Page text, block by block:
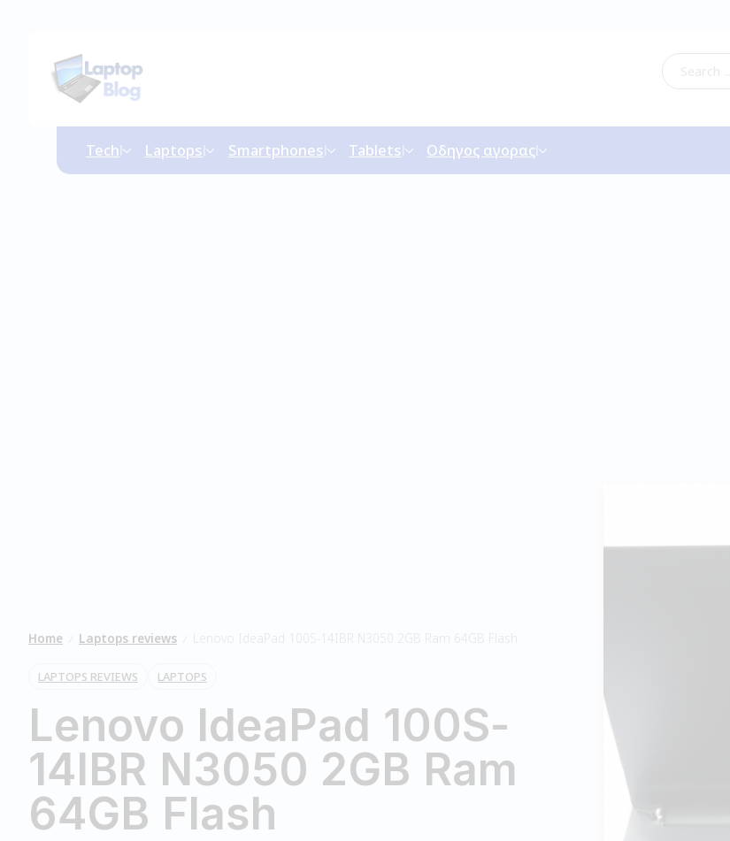
Tech Laptops Smartphones Tablets Οδηγος αγορας
Home Laptops reviews Lenovo IdeaPad 100S-14IBR N3050 2GB Ram 64GB Flash
LAPTOPS REVIEWS LAPTOPS
Lenovo IdeaPad 100S-
14IBR N3050 2GB Ram
64GB Flash